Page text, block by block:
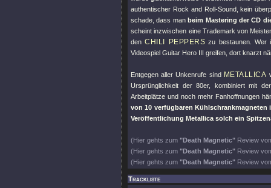
authentischer Rock and Roll-Sound, kein
schade, dass manbeim Mastering der CD
scheint inzwischen eine Trademark von
denCHILI PEPPERS zu bestaunen. Wer
Videospiel Guitar Hero III greifen, dort knarzt
Entgegen aller Unkenrufe sind METALLICA
Ursprünglichkeit der 80er, kombiniert mit
Arbeitplätze und noch mehr Fanhoffnungen
von 10 verfügbaren Kühlschrankmagneten
Veröffentlichung Metallica solch ein
(Hier gehts zum "Death Magnetic" Review
(Hier gehts zum "Death Magnetic" Review
(Hier gehts zum "Death Magnetic" Review
Trackliste